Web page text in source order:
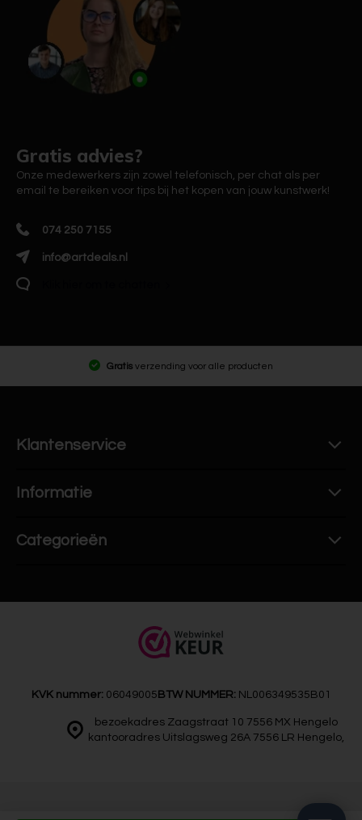
Gratis advies?
Onze medewerkers zijn zowel telefonisch, per chat als per
email te bereiken voor tips bij het kopen van jouw kunstwerk!
074 250 7155
info@artdeals.nl
Gratis verzending voor alle producten
Klantenservice
Informatie
Categorieën
bezoekadres Zaagstraat 10 7556 MX Hengelo
kantooradres Uitslagsweg 26A 7556 LR Hengelo,
KVK nummer:06049005 BTW NUMMER:NL006349535B01